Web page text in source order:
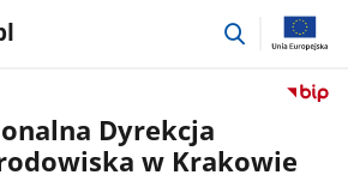
przejdź
Dyrekcja
w Krakowie